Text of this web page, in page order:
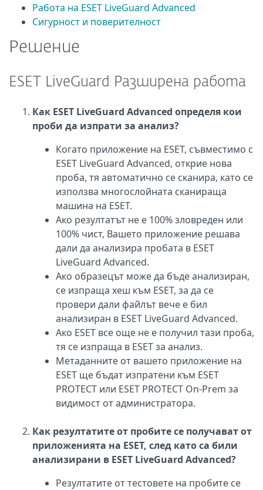
Работа на ESET LiveGuard Advanced
Сигурност и поверителност
Решение
ESET LiveGuard Разширена работа
Как ESET LiveGuard Advanced определя кои
проби да изпрати за анализ?
Когато приложение на ESET, съвместимо с
ESET LiveGuard Advanced, открие нова
проба, тя автоматично се сканира, като се
използва многослойната сканираща
машина на ESET.
Ако резултатът не е 100% зловреден или
100% чист, Вашето приложение решава
дали да анализира пробата в ESET
LiveGuard Advanced.
Ако образецът може да бъде анализиран,
се изпраща хеш към ESET, за да се
провери дали файлът вече е бил
анализиран в ESET LiveGuard Advanced.
Ако ESET все още не е получил тази проба,
тя се изпраща в ESET за анализ.
Метаданните от вашето приложение на
ESET ще бъдат изпратени към ESET
PROTECT или ESET PROTECT On-Prem за
видимост от администратора.
Как резултатите от пробите се получават от
приложенията на ESET, след като са били
анализирани в ESET LiveGuard Advanced?
Резултатите от тестовете на пробите се